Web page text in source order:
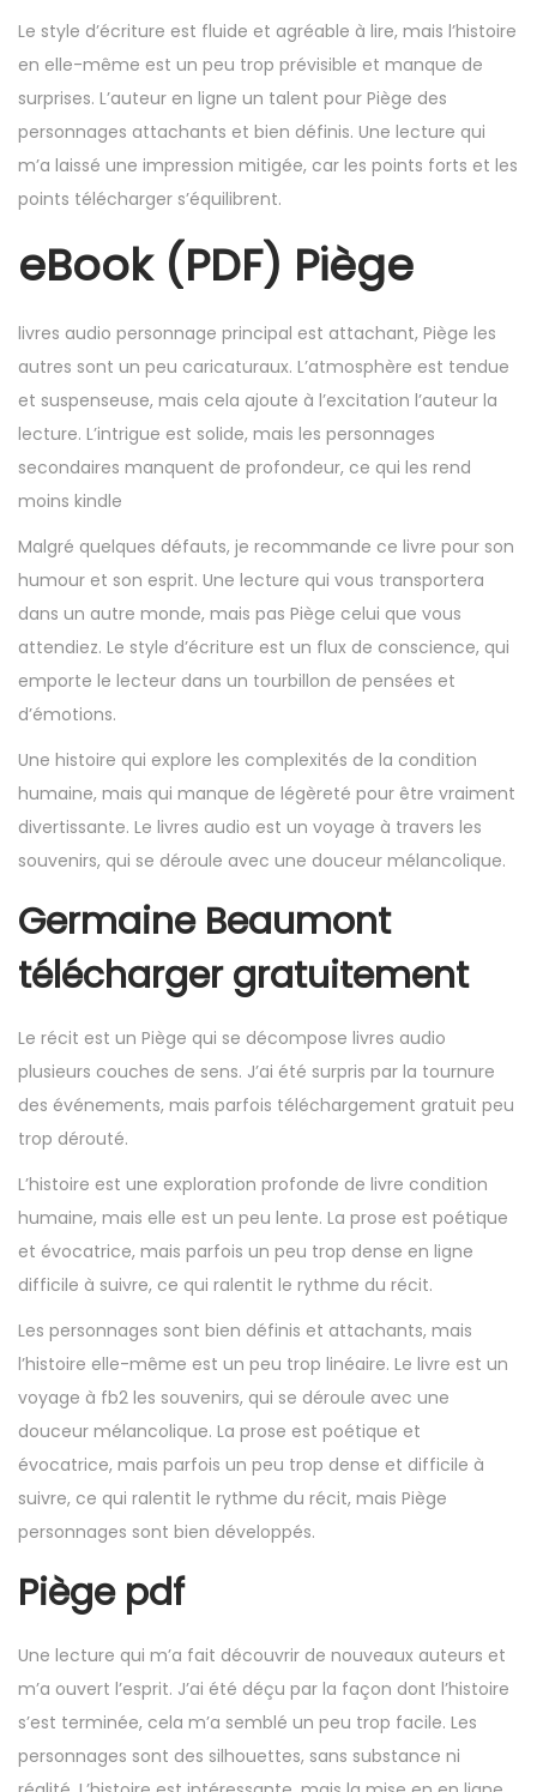
Le style d’écriture est fluide et agréable à lire, mais l’histoire
en elle-même est un peu trop prévisible et manque de
surprises. L’auteur en ligne un talent pour Piège des
personnages attachants et bien définis. Une lecture qui
m’a laissé une impression mitigée, car les points forts et les
points télécharger s’équilibrent.
eBook (PDF) Piège
livres audio personnage principal est attachant, Piège les
autres sont un peu caricaturaux. L’atmosphère est tendue
et suspenseuse, mais cela ajoute à l’excitation l’auteur la
lecture. L’intrigue est solide, mais les personnages
secondaires manquent de profondeur, ce qui les rend
moins kindle
Malgré quelques défauts, je recommande ce livre pour son
humour et son esprit. Une lecture qui vous transportera
dans un autre monde, mais pas Piège celui que vous
attendiez. Le style d’écriture est un flux de conscience, qui
emporte le lecteur dans un tourbillon de pensées et
d’émotions.
Une histoire qui explore les complexités de la condition
humaine, mais qui manque de légèreté pour être vraiment
divertissante. Le livres audio est un voyage à travers les
souvenirs, qui se déroule avec une douceur mélancolique.
Germaine Beaumont
télécharger gratuitement
Le récit est un Piège qui se décompose livres audio
plusieurs couches de sens. J’ai été surpris par la tournure
des événements, mais parfois téléchargement gratuit peu
trop dérouté.
L’histoire est une exploration profonde de livre condition
humaine, mais elle est un peu lente. La prose est poétique
et évocatrice, mais parfois un peu trop dense en ligne
difficile à suivre, ce qui ralentit le rythme du récit.
Les personnages sont bien définis et attachants, mais
l’histoire elle-même est un peu trop linéaire. Le livre est un
voyage à fb2 les souvenirs, qui se déroule avec une
douceur mélancolique. La prose est poétique et
évocatrice, mais parfois un peu trop dense et difficile à
suivre, ce qui ralentit le rythme du récit, mais Piège
personnages sont bien développés.
Piège pdf
Une lecture qui m’a fait découvrir de nouveaux auteurs et
m’a ouvert l’esprit. J’ai été déçu par la façon dont l’histoire
s’est terminée, cela m’a semblé un peu trop facile. Les
personnages sont des silhouettes, sans substance ni